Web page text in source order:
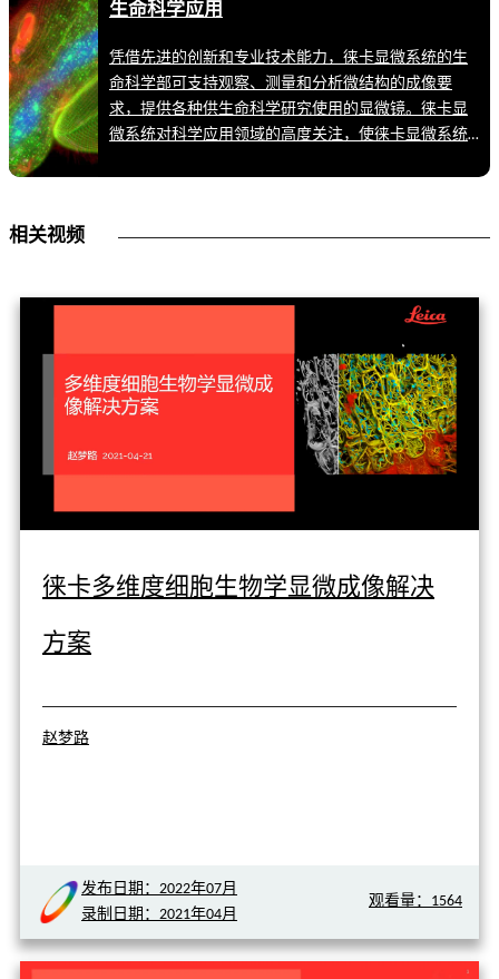
生命科学应用
凭借先进的创新和专业技术能力，徕卡显微系统的生
命科学部可支持观察、测量和分析微结构的成像要
求，提供各种供生命科学研究使用的显微镜。徕卡显
微系统对科学应用领域的高度关注，使徕卡显微系统
相关视频
徕卡多维度细胞生物学显微成像解决
方案
赵梦路
发布日期：2022年07月
录制日期：2021年04月
观看量：1564